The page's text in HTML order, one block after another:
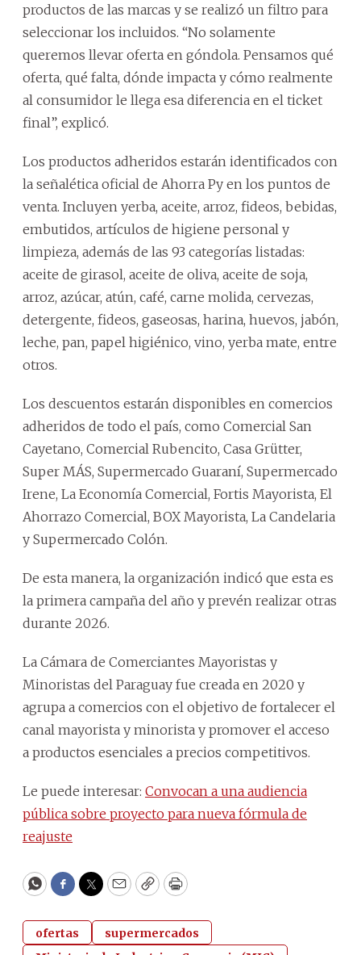
productos de las marcas y se realizó un filtro para
seleccionar los incluidos. “No solamente
queremos llevar oferta en góndola. Pensamos qué
oferta, qué falta, dónde impacta y cómo realmente
al consumidor le llega esa diferencia en el ticket
final”, explicó.
Los productos adheridos estarán identificados con
la señalética oficial de Ahorra Py en los puntos de
venta. Incluyen yerba, aceite, arroz, fideos, bebidas,
embutidos, artículos de higiene personal y
limpieza, además de las 93 categorías listadas:
aceite de girasol, aceite de oliva, aceite de soja,
arroz, azúcar, atún, café, carne molida, cervezas,
detergente, fideos, gaseosas, harina, huevos, jabón,
leche, pan, papel higiénico, vino, yerba mate, entre
otros.
Los descuentos estarán disponibles en comercios
adheridos de todo el país, como Comercial San
Cayetano, Comercial Rubencito, Casa Grütter,
Super MÁS, Supermercado Guaraní, Supermercado
Irene, La Economía Comercial, Fortis Mayorista, El
Ahorrazo Comercial, BOX Mayorista, La Candelaria
y Supermercado Colón.
De esta manera, la organización indicó que esta es
la primera campaña del año y prevén realizar otras
durante 2026.
La Cámara de Comerciantes Mayoristas y
Minoristas del Paraguay fue creada en 2020 y
agrupa a comercios con el objetivo de fortalecer el
canal mayorista y minorista y promover el acceso
a productos esenciales a precios competitivos.
Le puede interesar: Convocan a una audiencia
pública sobre proyecto para nueva fórmula de
reajuste
WhatsApp
Facebook
Twitter
EmailCopyPrint
ofertas
supermercados